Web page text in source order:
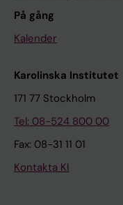
På gång
Kalender
Karolinska Institutet
171 77 Stockholm
Tel: 08-524 800 00
Fax: 08-31 11 01
Kontakta KI